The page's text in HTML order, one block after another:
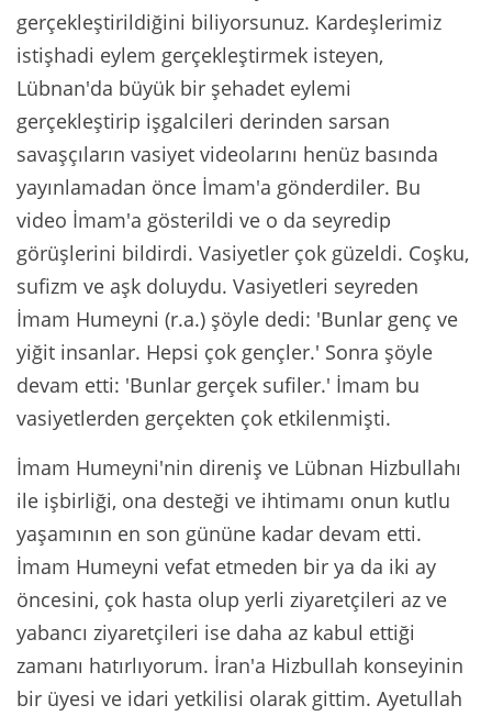
gerçekleştirildiğini biliyorsunuz. Kardeşlerimiz
istişhadi eylem gerçekleştirmek isteyen,
Lübnan'da büyük bir şehadet eylemi
gerçekleştirip işgalcileri derinden sarsan
savaşçıların vasiyet videolarını henüz basında
yayınlamadan önce İmam'a gönderdiler. Bu
video İmam'a gösterildi ve o da seyredip
görüşlerini bildirdi. Vasiyetler çok güzeldi. Coşku,
sufizm ve aşk doluydu. Vasiyetleri seyreden
İmam Humeyni (r.a.) şöyle dedi: 'Bunlar genç ve
yiğit insanlar. Hepsi çok gençler.' Sonra şöyle
devam etti: 'Bunlar gerçek sufiler.' İmam bu
vasiyetlerden gerçekten çok etkilenmişti.
İmam Humeyni'nin direniş ve Lübnan Hizbullahı
ile işbirliği, ona desteği ve ihtimamı onun kutlu
yaşamının en son gününe kadar devam etti.
İmam Humeyni vefat etmeden bir ya da iki ay
öncesini, çok hasta olup yerli ziyaretçileri az ve
yabancı ziyaretçileri ise daha az kabul ettiği
zamanı hatırlıyorum. İran'a Hizbullah konseyinin
bir üyesi ve idari yetkilisi olarak gittim. Ayetullah